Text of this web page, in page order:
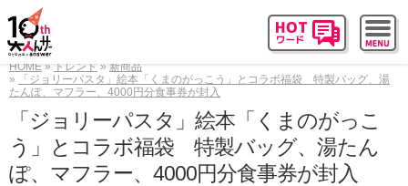
HOME トレンド
新商品
「ジョリーパスタ」絵本「くまのがっこう」とコラボ福袋 特製バッグ、湯
たんぽ、マフラー、4000円分食事券が封入
「ジョリーパスタ」絵本「くまのがっこ
う」とコラボ福袋 特製バッグ、湯たん
ぽ、マフラー、4000円分食事券が封入